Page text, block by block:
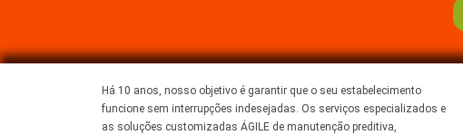
Há 10 anos, nosso objetivo é garantir que o seu estabelecimento
funcione sem interrupções indesejadas. Os serviços especializados e
as soluções customizadas ÁGILE de manutenção preditiva,